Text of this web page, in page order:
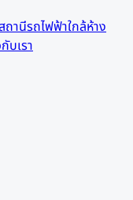
ถานีรถไฟฟ้าใกล้ห้าง
บเรา